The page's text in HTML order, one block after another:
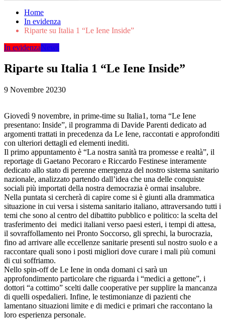
Home
In evidenza
Riparte su Italia 1 “Le Iene Inside”
In evidenzaNews
Riparte su Italia 1 “Le Iene Inside”
9 Novembre 20230
Giovedì 9 novembre, in prime-time su Italia1, torna “Le Iene
presentano: Inside”, il programma di Davide Parenti dedicato ad
argomenti trattati in precedenza da Le Iene, raccontati e approfonditi
con ulteriori dettagli ed elementi inediti.
Il primo appuntamento è “La nostra sanità tra promesse e realtà”, il
reportage di Gaetano Pecoraro e Riccardo Festinese interamente
dedicato allo stato di perenne emergenza del nostro sistema sanitario
nazionale, analizzato partendo dall’idea che una delle conquiste
sociali più importati della nostra democrazia è ormai insalubre.
Nella puntata si cercherà di capire come si è giunti alla drammatica
situazione in cui versa i sistema sanitario italiano, attraversando tutti i
temi che sono al centro del dibattito pubblico e politico: la scelta del
trasferimento dei medici italiani verso paesi esteri, i tempi di attesa,
il sovraffollamento nei Pronto Soccorso, gli sprechi, la burocrazia,
fino ad arrivare alle eccellenze sanitarie presenti sul nostro suolo e a
raccontare quali sono i posti migliori dove curare i mali più comuni
di cui soffriamo.
Nello spin-off de Le Iene in onda domani ci sarà un
approfondimento particolare che riguarda i “medici a gettone”, i
dottori “a cottimo” scelti dalle cooperative per supplire la mancanza
di quelli ospedalieri. Infine, le testimonianze di pazienti che
lamentano situazioni limite e di medici e primari che raccontano la
loro esperienza personale.